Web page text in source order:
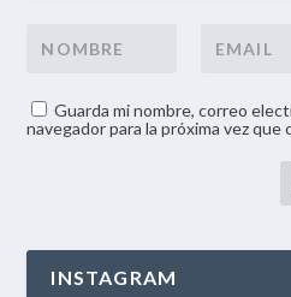
Guarda mi nombre, correo
navegador para la próxima vez que
INSTAGRAM